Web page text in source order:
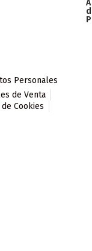
Personales
de Venta
Cookies